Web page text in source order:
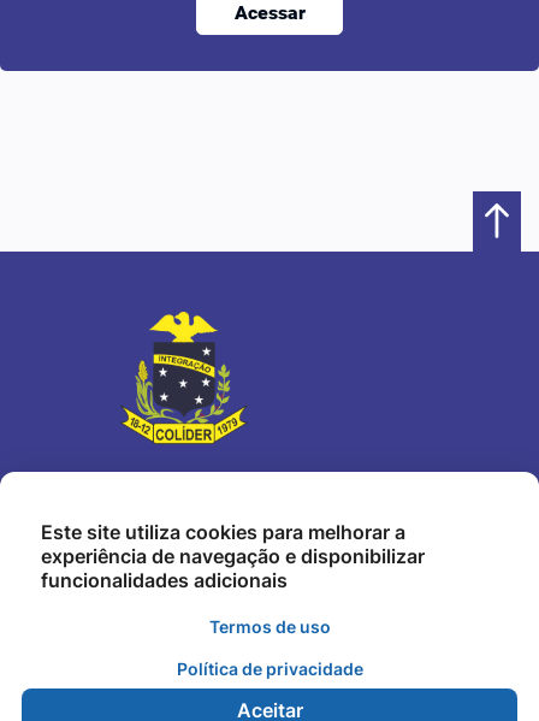
Acessar
Nosso Endereço
Travessa dos Parecis, 41 - Centro, Setor Leste - Colíder - MT
Este site utiliza cookies para melhorar a
experiência de navegação e disponibilizar
funcionalidades adicionais
Termos de uso
Política de privacidade
Aceitar